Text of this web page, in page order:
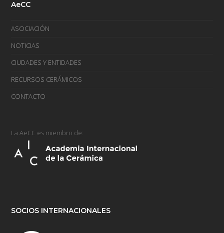
AeCC
ASOCIACIÓN
NOTICIAS
CIUDADES Y ENTIDADES
RECURSOS CERÁMICOS
CONTACTO
La AeCC es miembro de:
SOCIOS INTERNACIONALES